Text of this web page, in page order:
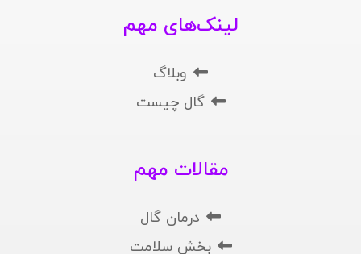
لینک‌های مهم
وبلاگ
گال چیست
مقالات مهم
درمان گال
بخش سلامت